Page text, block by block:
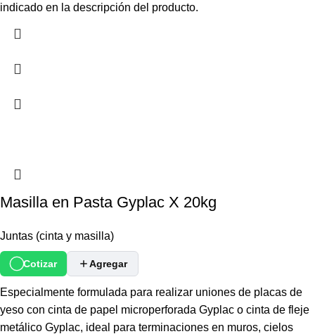
indicado en la descripción del producto.
Masilla en Pasta Gyplac X 20kg
Juntas (cinta y masilla)
Cotizar Agregar
Especialmente formulada para realizar uniones de placas de
yeso con cinta de papel microperforada Gyplac o cinta de fleje
metálico Gyplac, ideal para terminaciones en muros, cielos